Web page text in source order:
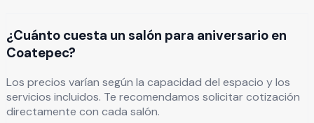
¿Cuánto cuesta un salón para aniversario en
Coatepec?
Los precios varían según la capacidad del espacio y los
servicios incluidos. Te recomendamos solicitar cotización
directamente con cada salón.